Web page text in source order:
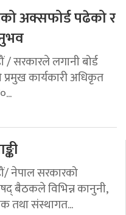
अक्सफोर्ड पढेको र
/ सरकारले लगानी बोर्ड
कार्यकारी अधिकृत
नेपाल सरकारको
बैठकले विभिन्न कानुनी,
तथा संस्थागत...